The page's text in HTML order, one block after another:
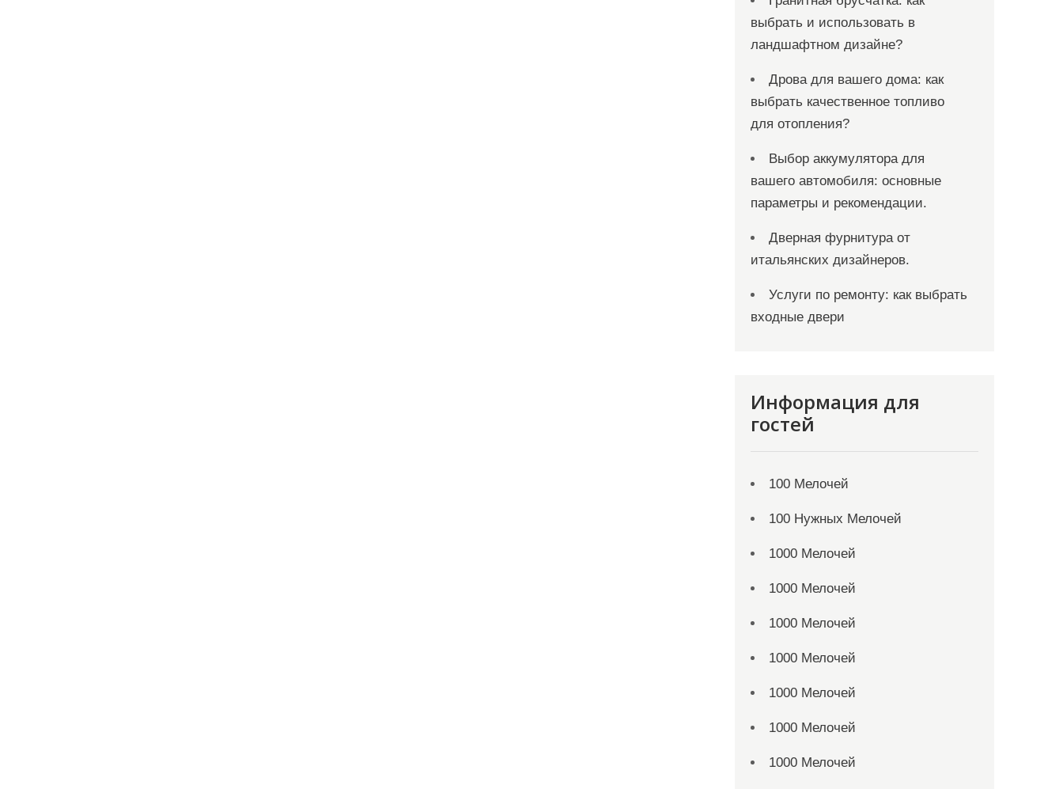
выбрать и использовать в
ландшафтном дизайне?
Дрова для вашего дома: как
выбрать качественное топливо
для отопления?
Выбор аккумулятора для
вашего автомобиля: основные
параметры и рекомендации.
Дверная фурнитура от
итальянских дизайнеров.
Услуги по ремонту: как выбрать
входные двери
Информация для
гостей
100 Мелочей
100 Нужных Мелочей
1000 Мелочей
1000 Мелочей
1000 Мелочей
1000 Мелочей
1000 Мелочей
1000 Мелочей
1000 Мелочей